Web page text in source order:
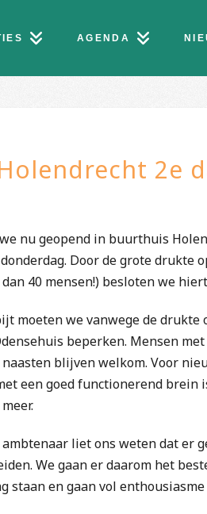
AGENDA
2e
nu geopend in buurthuis
Door de grote drukte
40 mensen!) besloten we
moeten we vanwege de drukte
beperken. Mensen met
blijven welkom. Voor
een goed functionerend brein
liet ons weten dat er
We gaan er daarom het
staan en gaan vol